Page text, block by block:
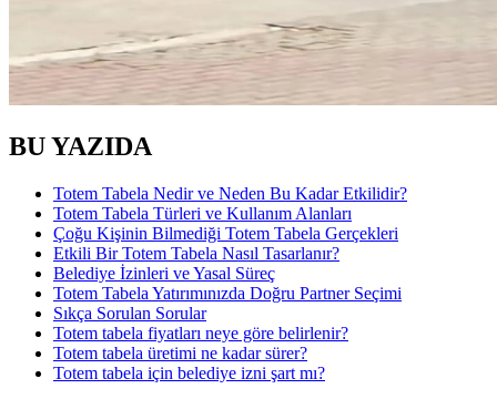
BU YAZIDA
Totem Tabela Nedir ve Neden Bu Kadar Etkilidir?
Totem Tabela Türleri ve Kullanım Alanları
Çoğu Kişinin Bilmediği Totem Tabela Gerçekleri
Etkili Bir Totem Tabela Nasıl Tasarlanır?
Belediye İzinleri ve Yasal Süreç
Totem Tabela Yatırımınızda Doğru Partner Seçimi
Sıkça Sorulan Sorular
Totem tabela fiyatları neye göre belirlenir?
Totem tabela üretimi ne kadar sürer?
Totem tabela için belediye izni şart mı?